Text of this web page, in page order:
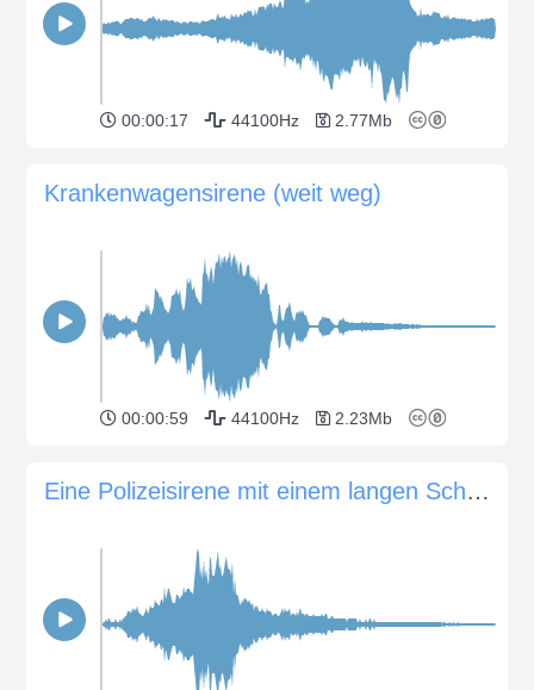
00:00:17 44100Hz 2.77Mb
Krankenwagensirene (weit weg)
00:00:59 44100Hz 2.23Mb
Eine Polizeisirene mit einem langen Schwanz